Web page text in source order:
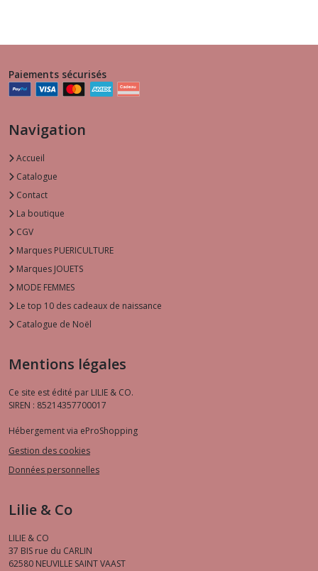
Paiements sécurisés
Navigation
Accueil
Catalogue
Contact
La boutique
CGV
Marques PUERICULTURE
Marques JOUETS
MODE FEMMES
Le top 10 des cadeaux de naissance
Catalogue de Noël
Mentions légales
Ce site est édité par LILIE & CO.
SIREN : 85214357700017
Hébergement via eProShopping
Gestion des cookies
Données personnelles
Lilie & Co
LILIE & CO
37 BIS rue du CARLIN
62580 NEUVILLE SAINT VAAST